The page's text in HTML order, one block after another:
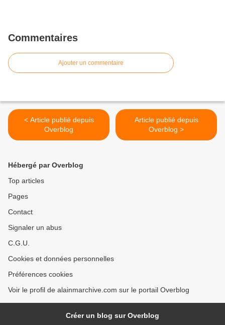
Commentaires
Ajouter un commentaire
< Article publié depuis
Overblog
Article publié depuis
Overblog >
Hébergé par Overblog
Top articles
Pages
Contact
Signaler un abus
C.G.U.
Cookies et données personnelles
Préférences cookies
Voir le profil de alainmarchive.com sur le portail Overblog
Créer un blog sur Overblog